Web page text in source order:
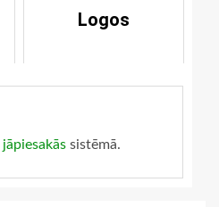
Logos
jāpiesakās sistēmā.